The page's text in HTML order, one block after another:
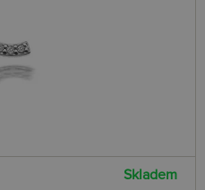
Skladem